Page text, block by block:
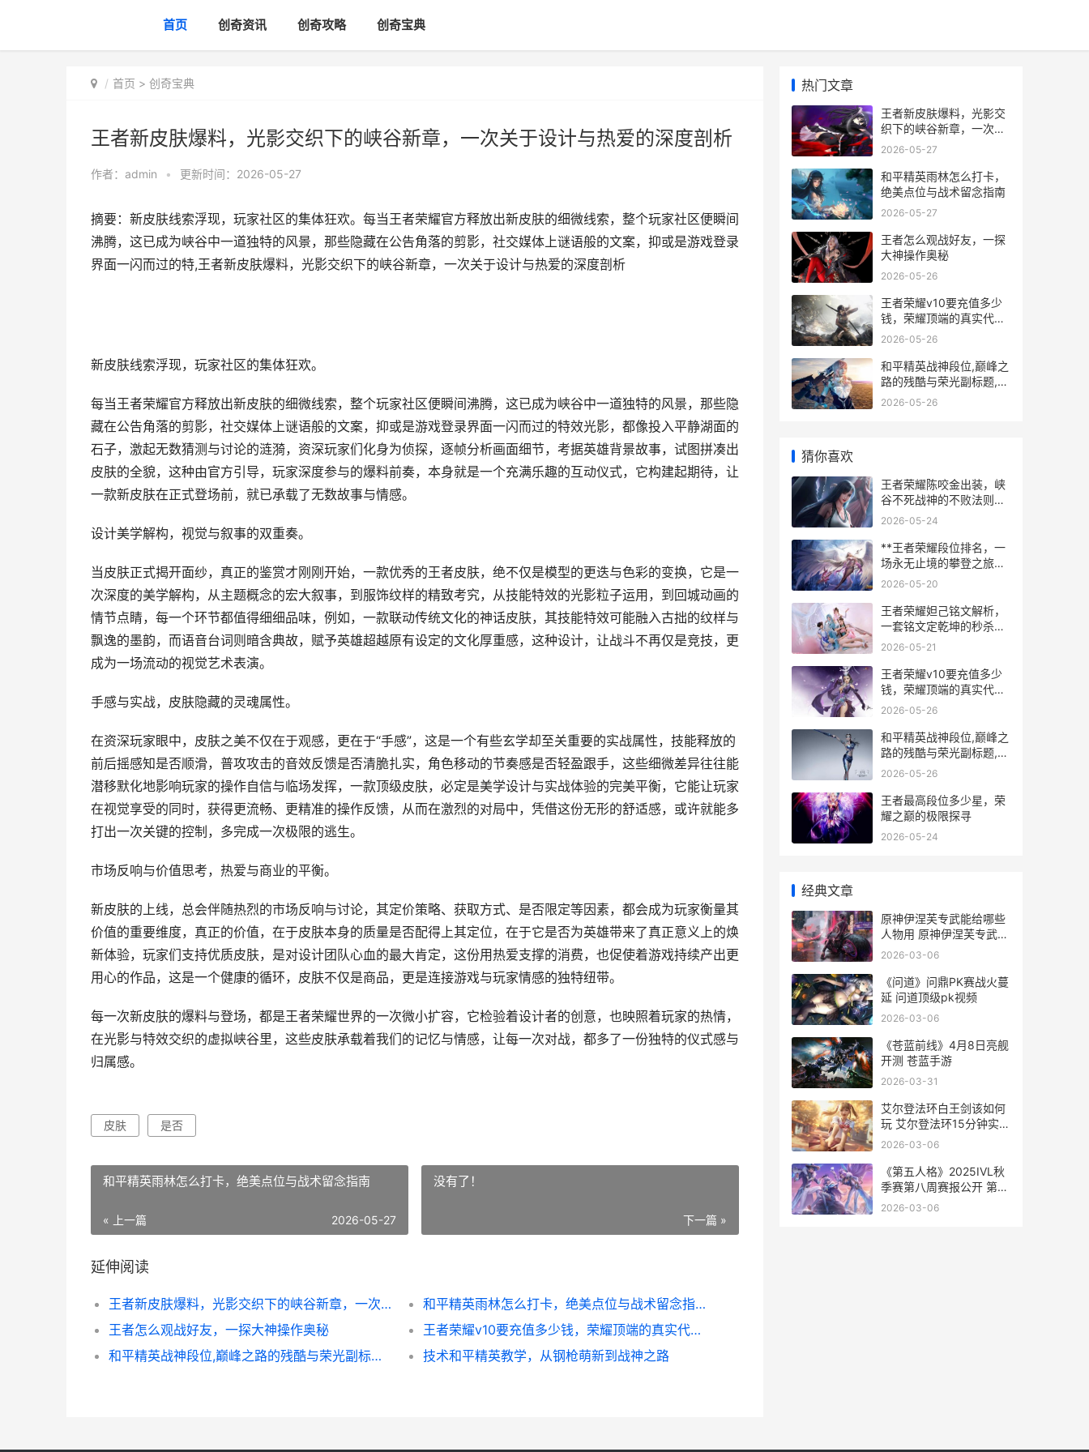
首页 创奇资讯 创奇攻略 创奇宝典
首页 > 创奇宝典
王者新皮肤爆料，光影交织下的峡谷新章，一次关于设计与热爱的深度剖析
作者： admin • 更新时间：2026-05-27
摘要：新皮肤线索浮现，玩家社区的集体狂欢。每当王者荣耀官方释放出新皮肤的细微线索，整个玩家社区便瞬间
沸腾，这已成为峡谷中一道独特的风景，那些隐藏在公告角落的剪影，社交媒体上谜语般的文案，抑或是游戏登录
界面一闪而过的特,王者新皮肤爆料，光影交织下的峡谷新章，一次关于设计与热爱的深度剖析
新皮肤线索浮现，玩家社区的集体狂欢。
每当王者荣耀官方释放出新皮肤的细微线索，整个玩家社区便瞬间沸腾，这已成为峡谷中一道独特的风景，那些隐
藏在公告角落的剪影，社交媒体上谜语般的文案，抑或是游戏登录界面一闪而过的特效光影，都像投入平静湖面的
石子，激起无数猜测与讨论的涟漪，资深玩家们化身为侦探，逐帧分析画面细节，考据英雄背景故事，试图拼凑出
皮肤的全貌，这种由官方引导，玩家深度参与的爆料前奏，本身就是一个充满乐趣的互动仪式，它构建起期待，让
一款新皮肤在正式登场前，就已承载了无数故事与情感。
设计美学解构，视觉与叙事的双重奏。
当皮肤正式揭开面纱，真正的鉴赏才刚刚开始，一款优秀的王者皮肤，绝不仅是模型的更迭与色彩的变换，它是一
次深度的美学解构，从主题概念的宏大叙事，到服饰纹样的精致考究，从技能特效的光影粒子运用，到回城动画的
情节点睛，每一个环节都值得细细品味，例如，一款联动传统文化的神话皮肤，其技能特效可能融入古拙的纹样与
飘逸的墨韵，而语音台词则暗含典故，赋予英雄超越原有设定的文化厚重感，这种设计，让战斗不再仅是竞技，更
成为一场流动的视觉艺术表演。
手感与实战，皮肤隐藏的灵魂属性。
在资深玩家眼中，皮肤之美不仅在于观感，更在于“手感”，这是一个有些玄学却至关重要的实战属性，技能释放的
前后摇感知是否顺滑，普攻攻击的音效反馈是否清脆扎实，角色移动的节奏感是否轻盈跟手，这些细微差异往往能
潜移默化地影响玩家的操作自信与临场发挥，一款顶级皮肤，必定是美学设计与实战体验的完美平衡，它能让玩家
在视觉享受的同时，获得更流畅、更精准的操作反馈，从而在激烈的对局中，凭借这份无形的舒适感，或许就能多
打出一次关键的控制，多完成一次极限的逃生。
市场反响与价值思考，热爱与商业的平衡。
新皮肤的上线，总会伴随热烈的市场反响与讨论，其定价策略、获取方式、是否限定等因素，都会成为玩家衡量其
价值的重要维度，真正的价值，在于皮肤本身的质量是否配得上其定位，在于它是否为英雄带来了真正意义上的焕
新体验，玩家们支持优质皮肤，是对设计团队心血的最大肯定，这份用热爱支撑的消费，也促使着游戏持续产出更
用心的作品，这是一个健康的循环，皮肤不仅是商品，更是连接游戏与玩家情感的独特纽带。
每一次新皮肤的爆料与登场，都是王者荣耀世界的一次微小扩容，它检验着设计者的创意，也映照着玩家的热情，
在光影与特效交织的虚拟峡谷里，这些皮肤承载着我们的记忆与情感，让每一次对战，都多了一份独特的仪式感与
归属感。
皮肤 是否
和平精英雨林怎么打卡，绝美点位与战术留念指南
« 上一篇 2026-05-27
没有了！
下一篇 »
延伸阅读
王者新皮肤爆料，光影交织下的峡谷新章，一次关于设计与热爱的深度剖析
和平精英雨林怎么打卡，绝美点位与战术留念指南
王者怎么观战好友，一探大神操作奥秘
王者荣耀v10要充值多少钱，荣耀顶端的真实代价，副标题，一位资深玩家的深度解析与思考
和平精英战神段位,巅峰之路的残酷与荣光副标题,从热血到沉淀的终极试炼
技术和平精英教学，从钢枪萌新到战神之路
热门文章
王者新皮肤爆料，光影交
织下的峡谷新章，一次关
于设计与热爱的深度剖析
2026-05-27
和平精英雨林怎么打卡，
绝美点位与战术留念指南
2026-05-27
王者怎么观战好友，一探
大神操作奥秘
2026-05-26
王者荣耀v10要充值多少
钱，荣耀顶端的真实代
价，副标题，一位资深玩
2026-05-26
和平精英战神段位,巅峰之
路的残酷与荣光副标题,从
热血到沉淀的终极试炼
2026-05-26
猜你喜欢
王者荣耀陈咬金出装，峡
谷不死战神的不败法则，
副标题，坦度与骚扰的艺
2026-05-24
**王者荣耀段位排名，一
场永无止境的攀登之旅，
副标题，从倔强青铜到荣
2026-05-20
王者荣耀妲己铭文解析，
一套铭文定乾坤的秒杀艺
术
2026-05-21
王者荣耀v10要充值多少
钱，荣耀顶端的真实代
价，副标题，一位资深玩
2026-05-26
和平精英战神段位,巅峰之
路的残酷与荣光副标题,从
热血到沉淀的终极试炼
2026-05-26
王者最高段位多少星，荣
耀之巅的极限探寻
2026-05-24
经典文章
原神伊涅芙专武能给哪些
人物用 原神伊涅芙专武满
级
2026-03-06
《问道》问鼎PK赛战火蔓
延 问道顶级pk视频
2026-03-06
《苍蓝前线》4月8日亮舰
开测 苍蓝手游
2026-03-31
艾尔登法环白王剑该如何
玩 艾尔登法环15分钟实机
演示
2026-03-06
《第五人格》2025IVL秋
季赛第八周赛报公开 第五
人格2026官服下载
2026-03-06